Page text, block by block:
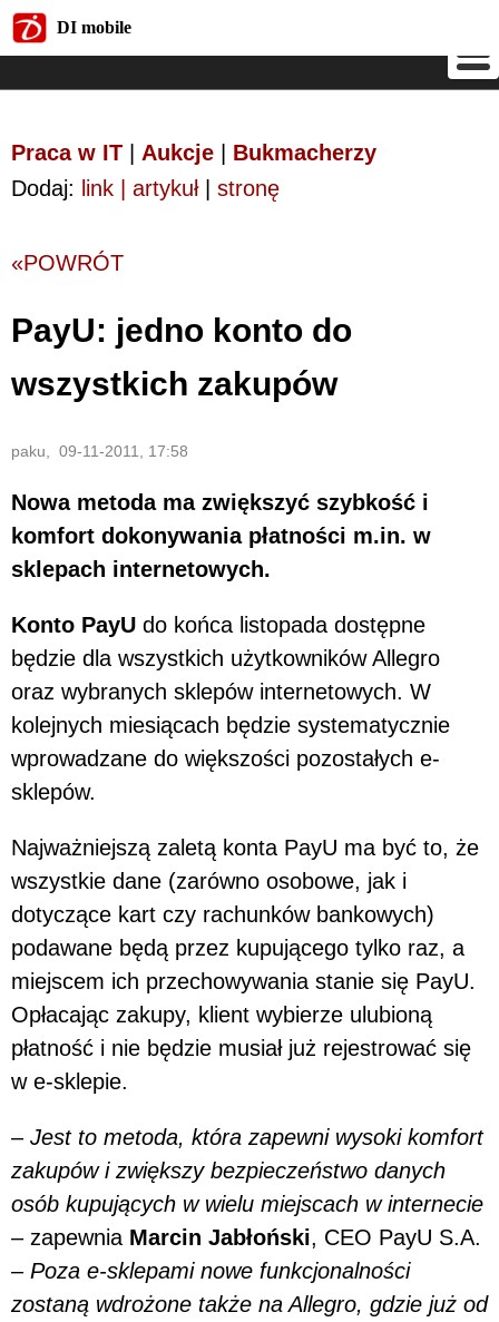
DI mobile
Praca w IT Aukcje
Bukmacherzy
Dodaj: link | artykuł| stronę
«POWRÓT
PayU: jedno konto do
wszystkich zakupów
paku, 09-11-2011, 17:58
Nowa metoda ma zwiększyć szybkość i
komfort dokonywania płatności m.in. w
sklepach internetowych.
Konto PayU do końca listopada dostępne
będzie dla wszystkich użytkowników Allegro
oraz wybranych sklepów internetowych. W
kolejnych miesiącach będzie systematycznie
wprowadzane do większości pozostałych e-
sklepów.
Najważniejszą zaletą konta PayU ma być to, że
wszystkie dane (zarówno osobowe, jak i
dotyczące kart czy rachunków bankowych)
podawane będą przez kupującego tylko raz, a
miejscem ich przechowywania stanie się PayU.
Opłacając zakupy, klient wybierze ulubioną
płatność i nie będzie musiał już rejestrować się
w e-sklepie.
– Jest to metoda, która zapewni wysoki komfort
zakupów i zwiększy bezpieczeństwo danych
osób kupujących w wielu miejscach w internecie
– zapewnia Marcin Jabłoński, CEO PayU S.A.
–Poza e-sklepami nowe funkcjonalności
zostaną wdrożone także na Allegro, gdzie już od
DI mobile